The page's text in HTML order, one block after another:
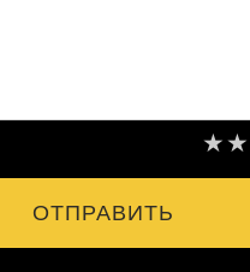
★
★
ОТПРАВИТЬ